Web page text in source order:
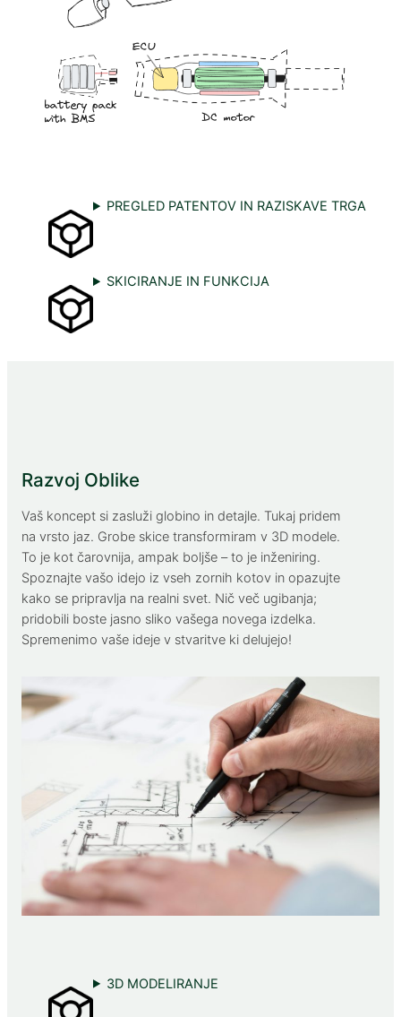
PREGLED PATENTOV IN RAZISKAVE TRGA
SKICIRANJE IN FUNKCIJA
Razvoj Oblike
Vaš koncept si zasluži globino in detajle. Tukaj pridem
na vrsto jaz. Grobe skice transformiram v 3D modele.
To je kot čarovnija, ampak boljše – to je inženiring.
Spoznajte vašo idejo iz vseh zornih kotov in opazujte
kako se pripravlja na realni svet. Nič več ugibanja;
pridobili boste jasno sliko vašega novega izdelka.
Spremenimo vaše ideje v stvaritve ki delujejo!
3D MODELIRANJE